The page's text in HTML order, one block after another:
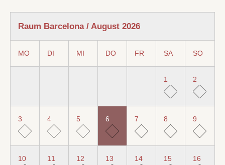
Raum Barcelona / August 2026
MO DI MI DO FR SA SO
1 2
3 4 5 6 7 8 9
10 11 12 13 14 15 16